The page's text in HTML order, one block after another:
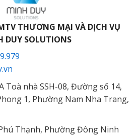
THƯƠNG MẠI VÀ DỊCH VỤ
DUY SOLUTIONS
Toà nhà SSH-08, Đường số 14,
1, Phường Nam Nha Trang,
Thạnh, Phường Đông Ninh